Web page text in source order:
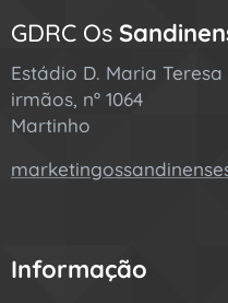
GDRC Os
Estádio D. Maria
irmãos, nº 1064
Martinho
Informação